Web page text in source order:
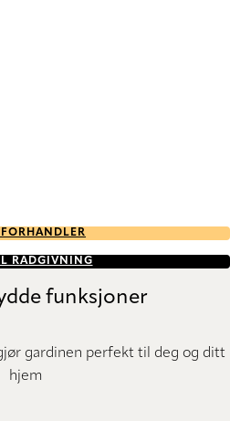
RÅDGIVNING
funksjoner
gardinen perfekt til deg og ditt
hjem